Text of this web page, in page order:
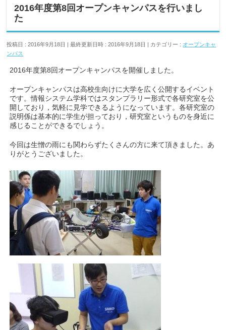
2016年度第8回オープンキャンパスを行いまし
た
投稿日 : 2016年9月18日 最終更新日時 : 2016年9月18日 カテゴリー : オープンキャ
ンパス
2016年度第8回オープンキャンパスを開催しました。
オープンキャンパスは高校生向けに大学を広く公開するイベント
です。情報システム学科ではスタンプラリー形式で各研究室を公
開しており，気軽に見学できるようになっています。各研究室の
説明係は基本的に学生が担っており，研究室というものを身近に
感じることができるでしょう。
今回は生憎の雨にも関わらずたくさんの方に来て頂きました。あ
りがとうございました。